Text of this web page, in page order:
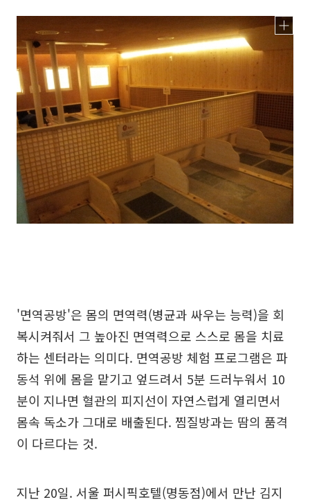
'면역공방'은 몸의 면역력(병균과 싸우는 능력)을 회
복시켜줘서 그 높아진 면역력으로 스스로 몸을 치료
하는 센터라는 의미다. 면역공방 체험 프로그램은 파
동석 위에 몸을 맡기고 엎드려서 5분 드러누워서 10
분이 지나면 혈관의 피지선이 자연스럽게 열리면서
몸속 독소가 그대로 배출된다. 찜질방과는 땀의 품격
이 다르다는 것.
지난 20일. 서울 퍼시픽호텔(명동점)에서 만난 김지